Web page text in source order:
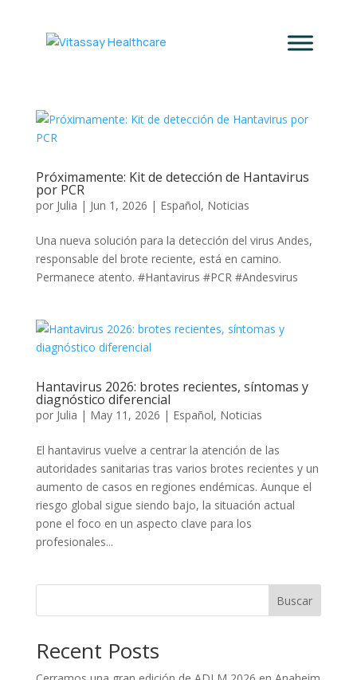
Próximamente: Kit de detección de Hantavirus
por PCR
por Julia | Jun 1, 2026 | Español, Noticias
Una nueva solución para la detección del virus Andes,
responsable del brote reciente, está en camino.
Permanece atento. #Hantavirus #PCR #Andesvirus
Hantavirus 2026: brotes recientes, síntomas y
diagnóstico diferencial
por Julia | May 11, 2026 | Español, Noticias
El hantavirus vuelve a centrar la atención de las
autoridades sanitarias tras varios brotes recientes y un
aumento de casos en regiones endémicas. Aunque el
riesgo global sigue siendo bajo, la situación actual
pone el foco en un aspecto clave para los
profesionales...
Buscar
Recent Posts